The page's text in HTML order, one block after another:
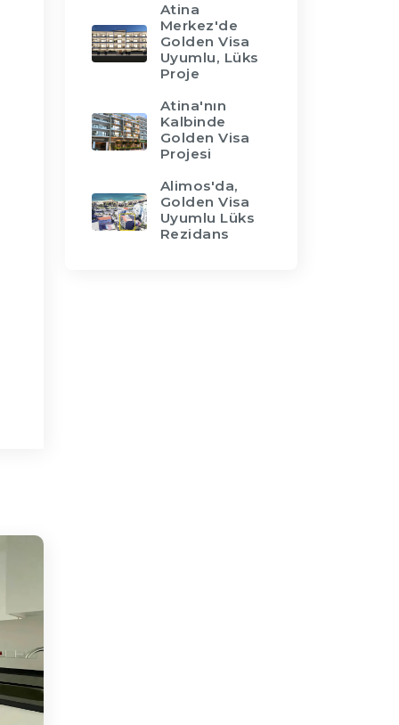
Atina
Merkez'de
Golden Visa
Uyumlu, Lüks
Proje
Atina'nın
Kalbinde
Golden Visa
Projesi
Alimos'da,
Golden Visa
Uyumlu Lüks
Rezidans